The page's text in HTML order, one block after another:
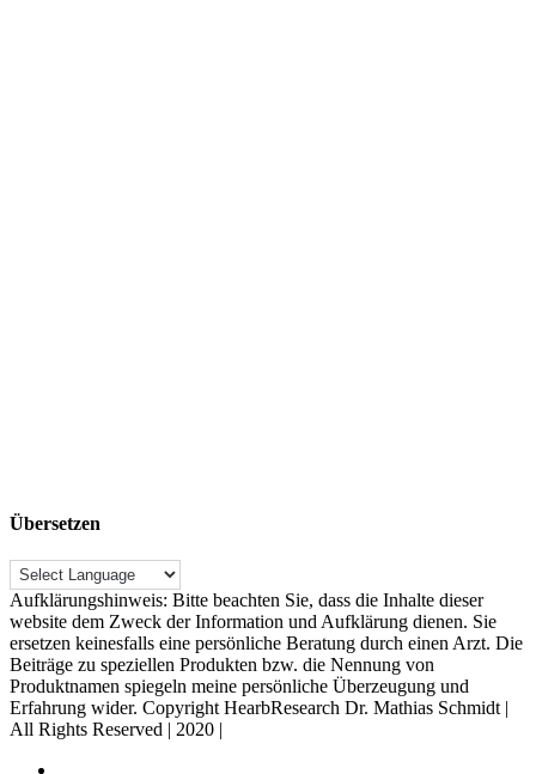
Übersetzen
Aufklärungshinweis: Bitte beachten Sie, dass die Inhalte dieser
website dem Zweck der Information und Aufklärung dienen. Sie
ersetzen keinesfalls eine persönliche Beratung durch einen Arzt. Die
Beiträge zu speziellen Produkten bzw. die Nennung von
Produktnamen spiegeln meine persönliche Überzeugung und
Erfahrung wider. Copyright HearbResearch Dr. Mathias Schmidt |
All Rights Reserved | 2020 |